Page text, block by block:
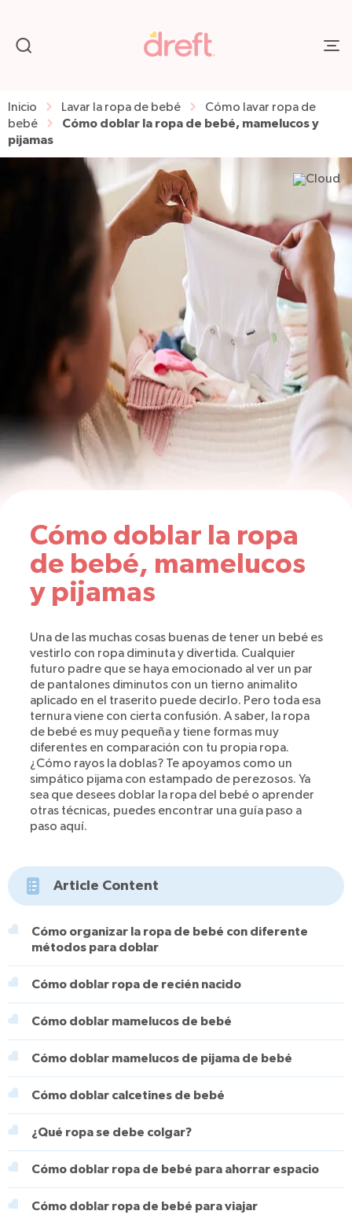
Inicio Lavar la ropa de bebé
Cómo lavar ropa de
bebé
Cómo doblar la ropa de bebé, mamelucos y
pijamas
Cómo doblar la ropa
de bebé, mamelucos
y pijamas
Una de las muchas cosas buenas de tener un bebé es
vestirlo con ropa diminuta y divertida. Cualquier
futuro padre que se haya emocionado al ver un par
de pantalones diminutos con un tierno animalito
aplicado en el traserito puede decirlo. Pero toda esa
ternura viene con cierta confusión. A saber, la ropa
de bebé es muy pequeña y tiene formas muy
diferentes en comparación con tu propia ropa.
¿Cómo rayos la doblas? Te apoyamos como un
simpático pijama con estampado de perezosos. Ya
sea que desees doblar la ropa del bebé o aprender
otras técnicas, puedes encontrar una guía paso a
paso aquí.
Article Content
Cómo organizar la ropa de bebé con diferente
métodos para doblar
Cómo doblar ropa de recién nacido
Cómo doblar mamelucos de bebé
Cómo doblar mamelucos de pijama de bebé
Cómo doblar calcetines de bebé
¿Qué ropa se debe colgar?
Cómo doblar ropa de bebé para ahorrar espacio
Cómo doblar ropa de bebé para viajar